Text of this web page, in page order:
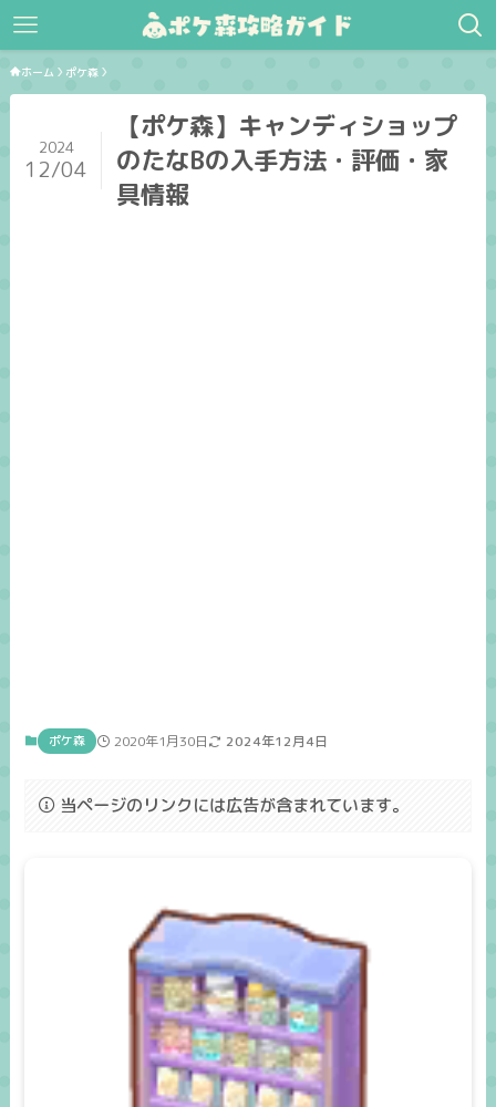
ホーム ポケ森
【ポケ森】キャンディショップ
のたなBの入手方法・評価・家
具情報
2024
12/04
ポケ森 2020年1月30日 2024年12月4日
当ページのリンクには広告が含まれています。